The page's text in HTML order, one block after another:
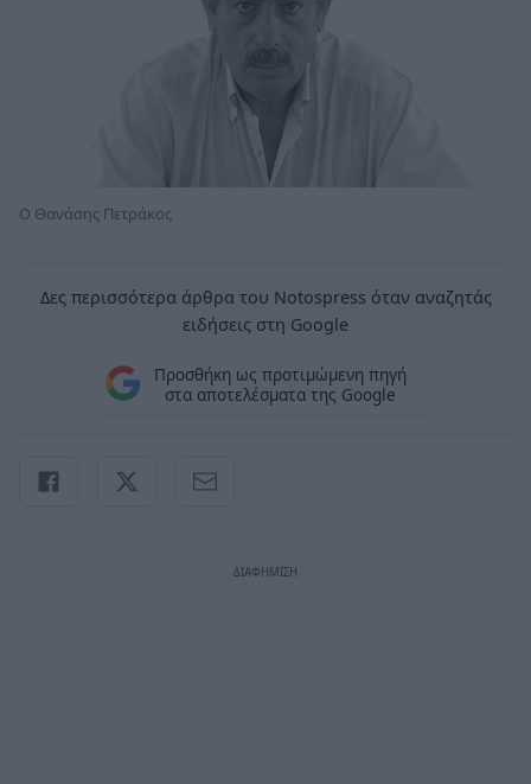
Ο Θανάσης Πετράκος
Δες περισσότερα άρθρα του Notospress όταν αναζητάς
ειδήσεις στη Google
Προσθήκη ως προτιμώμενη πηγή
στα αποτελέσματα της Google